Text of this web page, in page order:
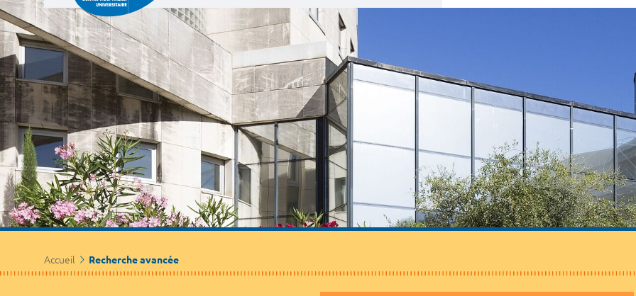
Accueil Recherche avancée